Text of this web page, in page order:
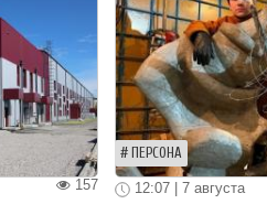
157
ПЕРСОНА
12:07 | 7 августа